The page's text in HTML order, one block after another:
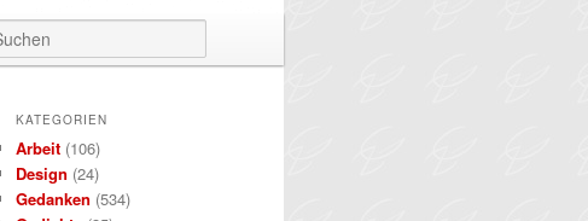
KATEGORIEN
Arbeit (106)
Design (24)
Gedanken (534)